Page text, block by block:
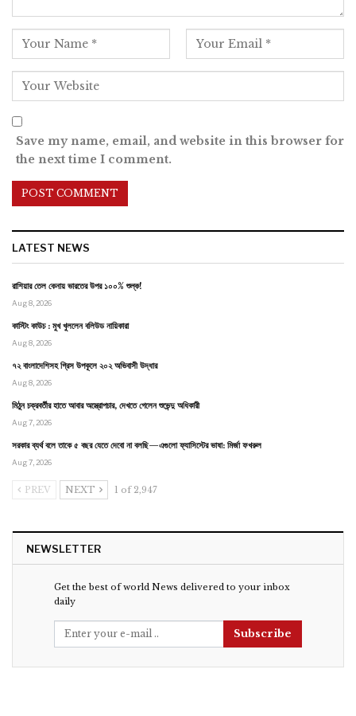
Save my name, email, and website in this browser for
the next time I comment.
LATEST NEWS
রাশিয়ার তেল কেনায় ভারতের উপর ১০০% শুল্ক!
Aug 8, 2026
কাস্টিং কাউচ : মুখ খুললেন বলিউড নায়িকারা
Aug 8, 2026
৭২ বাংলাদেশিসহ গ্রিস উপকূলে ২০২ অভিবাসী উদ্ধার
Aug 8, 2026
মিঠুন চক্রবর্তীর হাতে আবার অস্ত্রোপচার, দেখতে গেলেন শুভেন্দু অধিকারী
Aug 7, 2026
সরকার ব্যর্থ বলে তাকে ৫ বছর যেতে দেবো না বলছি—এগুলো ফ্যাসিস্টের ভাষা: মির্জা ফখরুল
Aug 7, 2026
PREV NEXT 1 of 2,947
NEWSLETTER
Get the best of world News delivered to your inbox
daily
Subscribe